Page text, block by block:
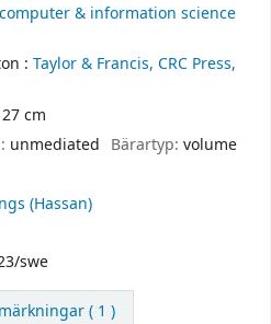
& information science
: Taylor & Francis, CRC Press,
cm
unmediated Bärartyp: volume
(Hassan)
swe
( 1 )